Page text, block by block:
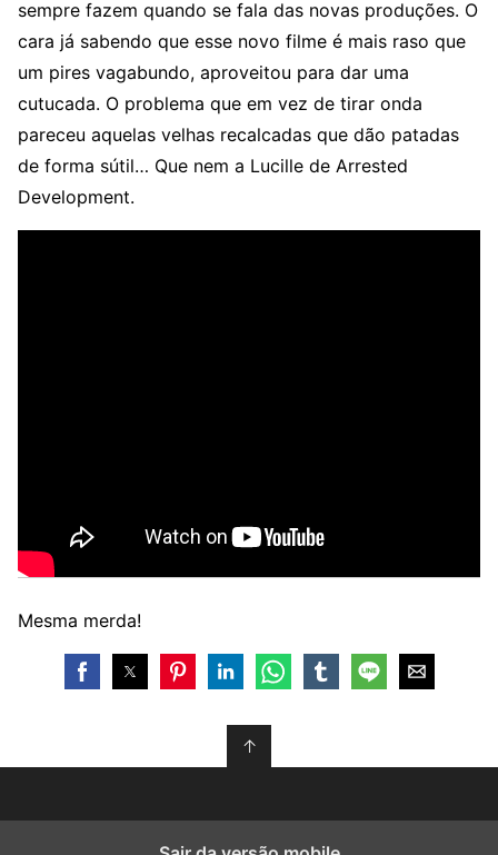
sempre fazem quando se fala das novas produções. O
cara já sabendo que esse novo filme é mais raso que
um pires vagabundo, aproveitou para dar uma
cutucada. O problema que em vez de tirar onda
pareceu aquelas velhas recalcadas que dão patadas
de forma sútil… Que nem a Lucille de Arrested
Development.
Mesma merda!
↑